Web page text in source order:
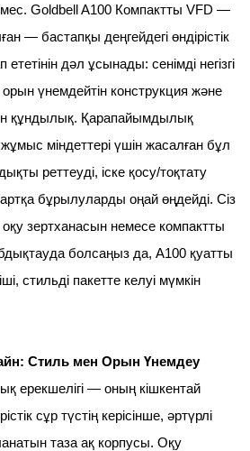
Goldbell A100 Компактты VFD —
— бастапқы деңгейдегі өндірістік
дәл ұсынады: сенімді негізгі
үнемдейтін конструкция және
құндылық. Қарапайымдылық
міндеттері үшін жасалған бұл
реттеуді, іске қосу/тоқтату
бұрылуларды оңай өңдейді. Сіз
зертханасын немесе компактты
болсаңыз да, A100 қуатты
стильді пакетте келуі мүмкін
Стиль мен Орын Үнемдеу
ерекшелігі — оның кішкентай
сұр түстің керісінше, әртүрлі
таза ақ корпусы. Оқу